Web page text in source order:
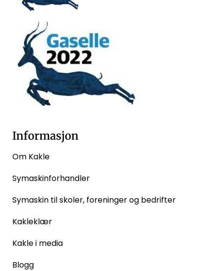
Informasjon
Om Kakle
Symaskinforhandler
Symaskin til skoler, foreninger og bedrifter
Kakleklær
Kakle i media
Blogg